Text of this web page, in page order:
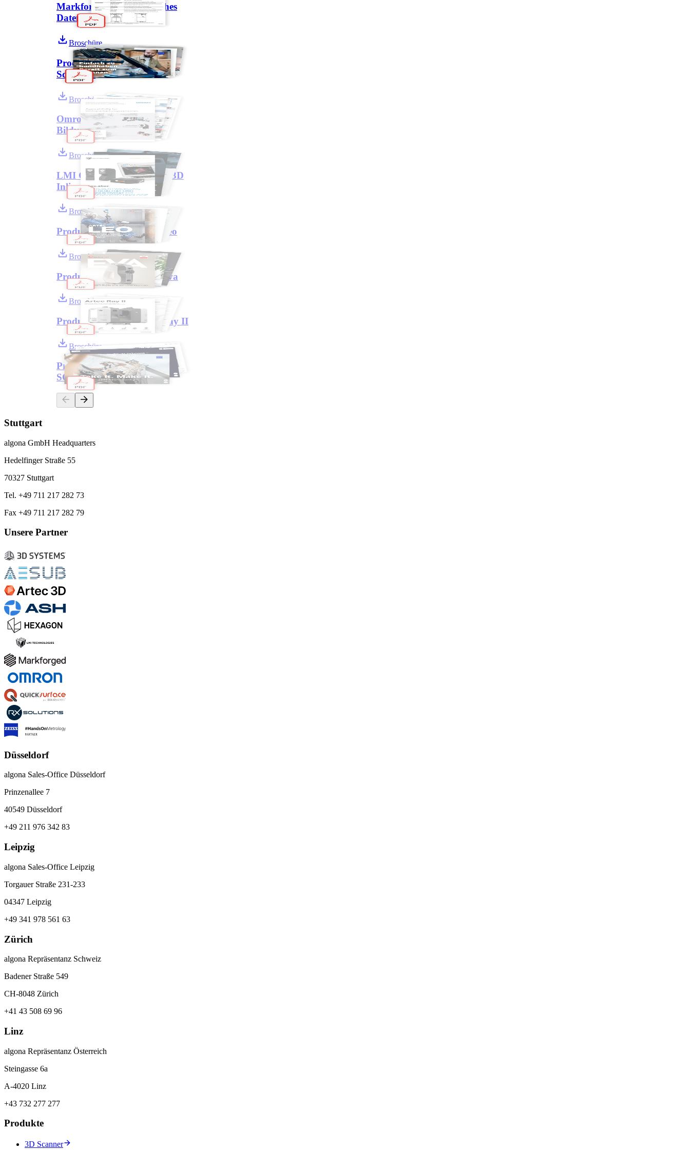
Markforged X7: Technisches
Datenblatt
Broschüre
Produktbroschüre ZEISS
ScanPort
Broschüre
Omron Auswahlhilfe für
Bildverarbeitungssensoren
Broschüre
LMI Gocator Sensoren für 3D
Inline-Messungen
Broschüre
Produktbroschüre Artec Leo
Broschüre
Produktbroschüre Artec Eva
Broschüre
Produktbroschüre Artec Ray II
Broschüre
Produktbroschüre ZEISS T-
SCAN hawk 2
Stuttgart
algona GmbH Headquarters
Hedelfinger Straße 55
70327 Stuttgart
Tel. +49 711 217 282 73
Fax +49 711 217 282 79
Unsere Partner
Düsseldorf
algona Sales-Office Düsseldorf
Prinzenallee 7
40549 Düsseldorf
+49 211 976 342 83
Leipzig
algona Sales-Office Leipzig
Torgauer Straße 231-233
04347 Leipzig
+49 341 978 561 63
Zürich
algona Repräsentanz Schweiz
Badener Straße 549
CH-8048 Zürich
+41 43 508 69 96
Linz
algona Repräsentanz Österreich
Steingasse 6a
A-4020 Linz
+43 732 277 277
Produkte
3D Scanner